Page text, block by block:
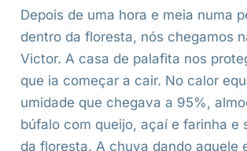
Depois de uma hora e meia numa
dentro da floresta, nós chegamos
Victor. A casa de palafita nos
que ia começar a cair. No calor
umidade que chegava a 95%,
búfalo com queijo, açaí e farinha e
da floresta. A chuva dando aquele